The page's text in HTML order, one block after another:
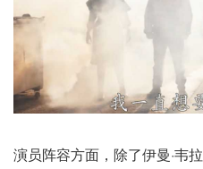
演员阵容方面，除了伊曼·韦